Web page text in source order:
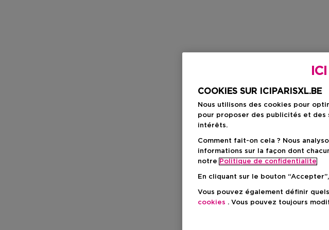
COOKIES SUR ICIPARISXL.BE
Nous utilisons des cookies pour
pour proposer des publicités et des
intérêts.
Comment fait-on cela ? Nous
informations sur la façon dont
notre Politique de confidentialite
En cliquant sur le bouton
Vous pouvez également définir
cookies . Vous pouvez toujours